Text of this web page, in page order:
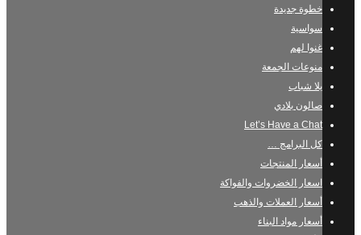
خطوة جديدة
سواسية
غنوا لهم
منوعات الجمعة
يلا شباب
صالون بلادي
Let’s Have a Chat
كل البرامج …
أسعار المنتجات
اسعار الخضروات والفواكة
أسعار العملات والذهب
أسعار مواد البناء